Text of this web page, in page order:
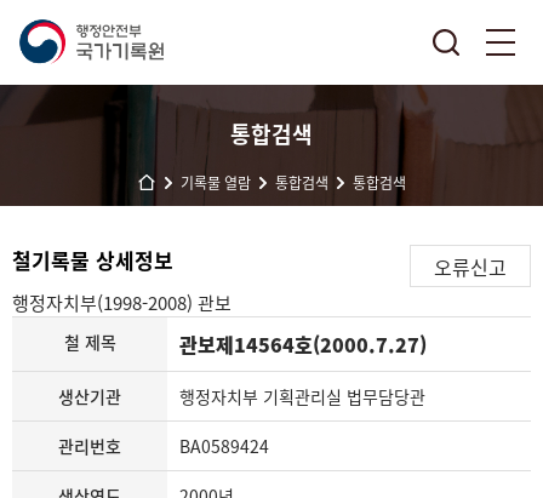
통합검색
기록물 열람 통합검색 통합검색
철기록물 상세정보 오류신고
행정자치부(1998-2008) 관보
철 제목 관보제14564호(2000.7.27)
생산기관 행정자치부 기획관리실 법무담당관
관리번호 BA0589424